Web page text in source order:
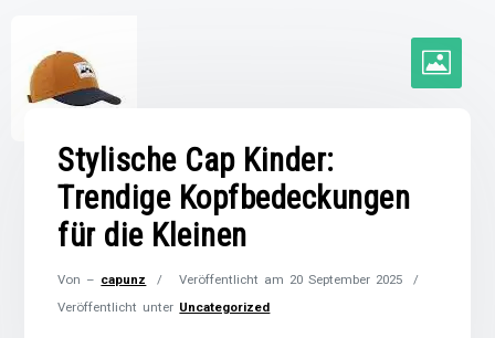
Stylische Cap Kinder:
Trendige Kopfbedeckungen
für die Kleinen
Von – capunz Veröffentlicht am 20 September 2025
Veröffentlicht unter Uncategorized